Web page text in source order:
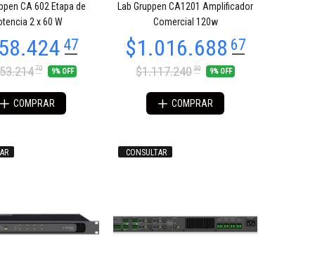
CA 602 Etapa de
2 x 60 W
70 9% OFF
COMPRAR
Lab Gruppen CA1201 Amplificador
Comercial 120w
$1.117.24030 9% OFF
COMPRAR
CONSULTAR